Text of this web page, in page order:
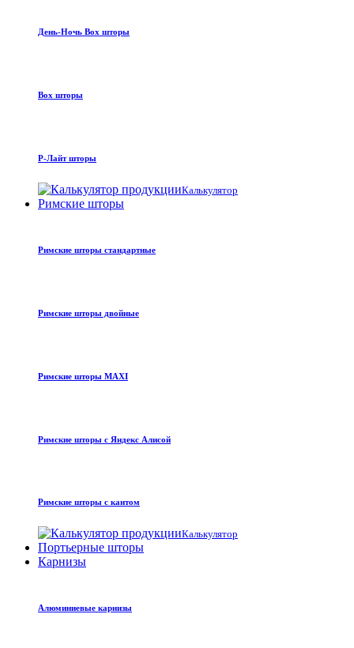
День-Ночь Box шторы
Box шторы
Р-Лайт шторы
Калькулятор
Римские шторы
Римские шторы стандартные
Римские шторы двойные
Римские шторы MAXI
Римские шторы с Яндекс Алисой
Римские шторы с кантом
Калькулятор
Портьерные шторы
Карнизы
Алюминиевые карнизы